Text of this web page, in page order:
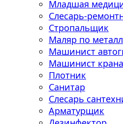
Младшая
Слесарь-
Стропальщик
Маляр по
Машинист
Машинист
Плотник
Санитар
Слесарь
Арматурщик